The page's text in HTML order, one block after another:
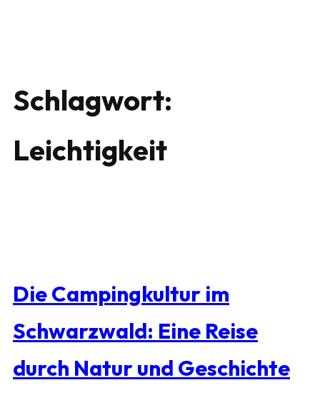
Schlagwort:
Leichtigkeit
Die Campingkultur im
Schwarzwald: Eine Reise
durch Natur und Geschichte